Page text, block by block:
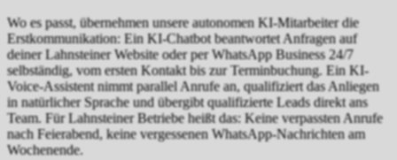
Wo es passt, übernehmen unsere autonomen KI-Mitarbeiter die
Erstkommunikation: Ein KI-Chatbot beantwortet Anfragen auf
deiner Lahnsteiner Website oder per WhatsApp Business 24/7
selbständig, vom ersten Kontakt bis zur Terminbuchung. Ein KI-
Voice-Assistent nimmt parallel Anrufe an, qualifiziert das Anliegen
in natürlicher Sprache und übergibt qualifizierte Leads direkt ans
Team. Für Lahnsteiner Betriebe heißt das: Keine verpassten Anrufe
nach Feierabend, keine vergessenen WhatsApp-Nachrichten am
Wochenende.